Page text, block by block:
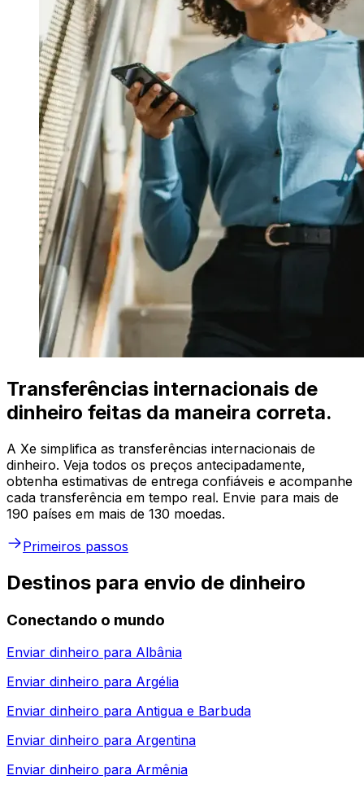
Transferências internacionais de
dinheiro feitas da maneira correta.
A Xe simplifica as transferências internacionais de
dinheiro. Veja todos os preços antecipadamente,
obtenha estimativas de entrega confiáveis e acompanhe
cada transferência em tempo real. Envie para mais de
190 países em mais de 130 moedas.
Primeiros passos
Destinos para envio de dinheiro
Conectando o mundo
Enviar dinheiro para Albânia
Enviar dinheiro para Argélia
Enviar dinheiro para Antigua e Barbuda
Enviar dinheiro para Argentina
Enviar dinheiro para Armênia